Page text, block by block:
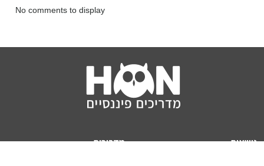
No comments to display
נושאים
מדריכים